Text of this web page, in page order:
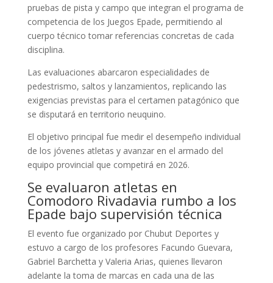
pruebas de pista y campo que integran el programa de
competencia de los Juegos Epade, permitiendo al
cuerpo técnico tomar referencias concretas de cada
disciplina.
Las evaluaciones abarcaron especialidades de
pedestrismo, saltos y lanzamientos, replicando las
exigencias previstas para el certamen patagónico que
se disputará en territorio neuquino.
El objetivo principal fue medir el desempeño individual
de los jóvenes atletas y avanzar en el armado del
equipo provincial que competirá en 2026.
Se evaluaron atletas en
Comodoro Rivadavia rumbo a los
Epade bajo supervisión técnica
El evento fue organizado por Chubut Deportes y
estuvo a cargo de los profesores Facundo Guevara,
Gabriel Barchetta y Valeria Arias, quienes llevaron
adelante la toma de marcas en cada una de las